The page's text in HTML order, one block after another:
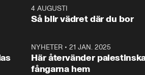
och Makten.
– Vi ställer upp i
vara med så
1:064 AUGUSTI
Så blir vädret där du bor
NYHETER •21 JAN. 2025
Här återvänder
fångarna hem